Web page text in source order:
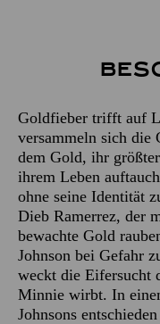
Goldfieber trifft auf
versammeln sich die
dem Gold, ihr
ihrem Leben
ohne seine Identität
Dieb Ramerrez, der
bewachte Gold
Johnson bei Gefahr
weckt die Eifersucht
Minnie wirbt. In
Johnsons